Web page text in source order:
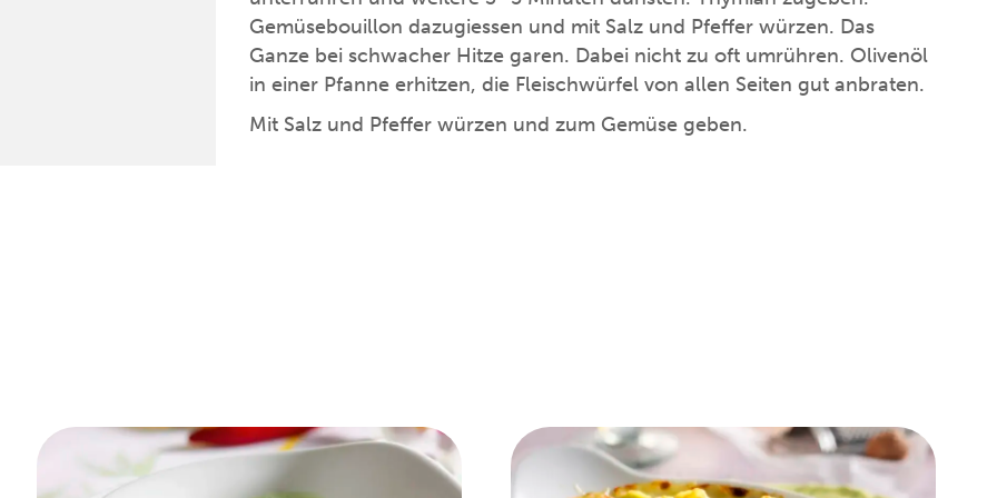
Gemüsebouillon dazugiessen und mit Salz und Pfeffer würzen. Das
Ganze bei schwacher Hitze garen. Dabei nicht zu oft umrühren. Olivenöl
in einer Pfanne erhitzen, die Fleischwürfel von allen Seiten gut anbraten.
Mit Salz und Pfeffer würzen und zum Gemüse geben.